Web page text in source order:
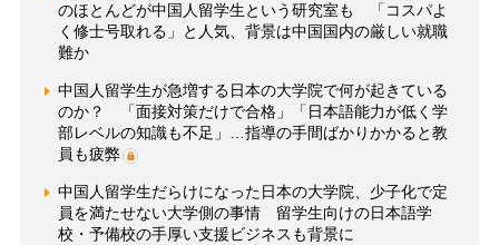
のほとんどが中国人留学生という研究室も 「コスパよ
く修士号取れる」と人気、背景は中国国内の厳しい就職
難か
中国人留学生が急増する日本の大学院で何が起きている
のか？ 「面接対策だけで合格」「日本語能力が低く学
部レベルの知識も不足」…指導の手間ばかりかかると教
員も疲弊
中国人留学生だらけになった日本の大学院、少子化で定
員を満たせない大学側の事情 留学生向けの日本語学
校・予備校の手厚い支援ビジネスも背景に